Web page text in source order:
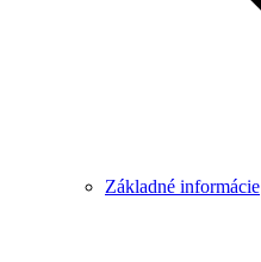
Základné informácie